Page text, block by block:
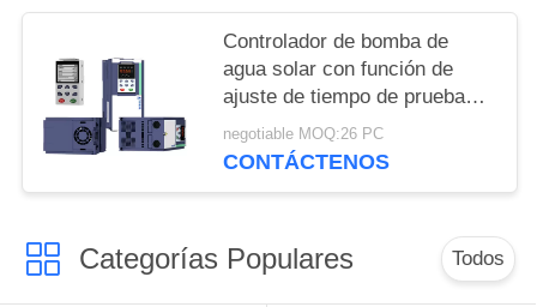
Controlador de bomba de
agua solar con función de
ajuste de tiempo de prueba
con MPPT eficiente al 99%
negotiable MOQ:26 PC
CONTÁCTENOS
Categorías Populares Todos